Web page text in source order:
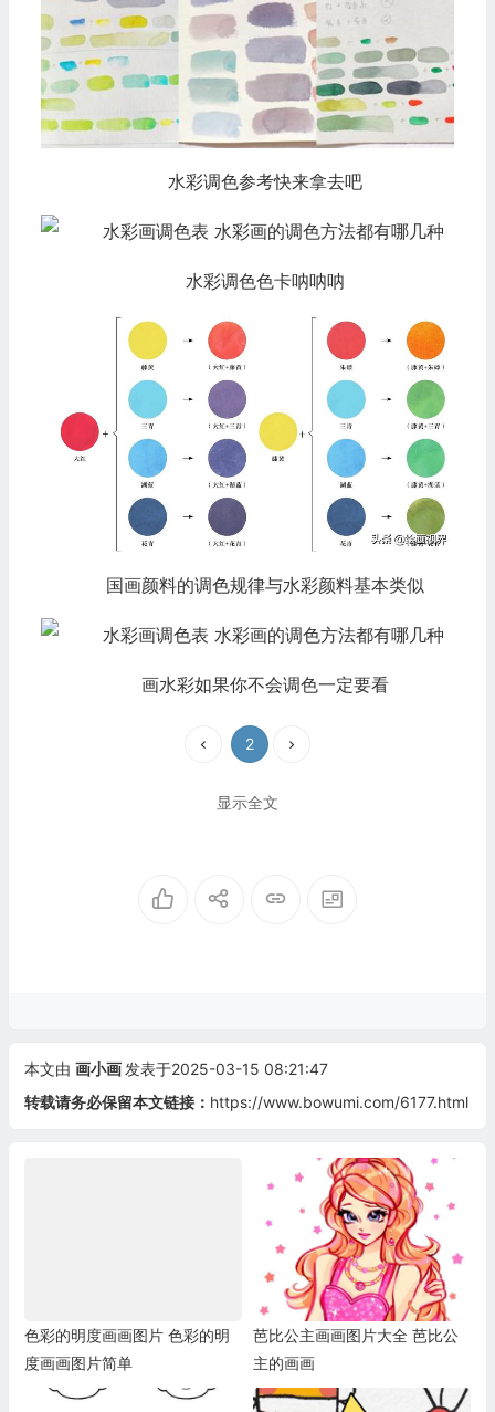
水彩调色参考快来拿去吧
水彩调色色卡呐呐呐
国画颜料的调色规律与水彩颜料基本类似
画水彩如果你不会调色一定要看
2
显示全文
本文由 画小画 发表于2025-03-15 08:21:47
转载请务必保留本文链接： https://www.bowumi.com/6177.html
色彩的明度画画图片 色彩的明
度画画图片简单
芭比公主画画图片大全 芭比公
主的画画